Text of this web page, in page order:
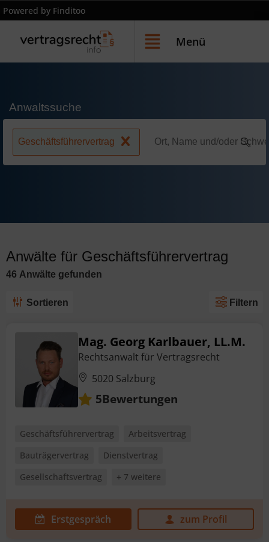
Powered by Finditoo
Menü
Anwaltssuche
Geschäftsführervertrag
Anwälte für Geschäftsführervertrag
46 Anwälte gefunden
Sortieren Filtern
Mag. Georg Karlbauer, LL.M.
Rechtsanwalt für Vertragsrecht
5020 Salzburg
5Bewertungen
Geschäftsführervertrag
Arbeitsvertrag
Bauträgervertrag
Dienstvertrag
Gesellschaftsvertrag
+ 7 weitere
Erstgespräch zum Profil